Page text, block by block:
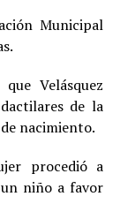
Municipal
Velásquez
de la
nacimiento.
procedió a
niño a favor